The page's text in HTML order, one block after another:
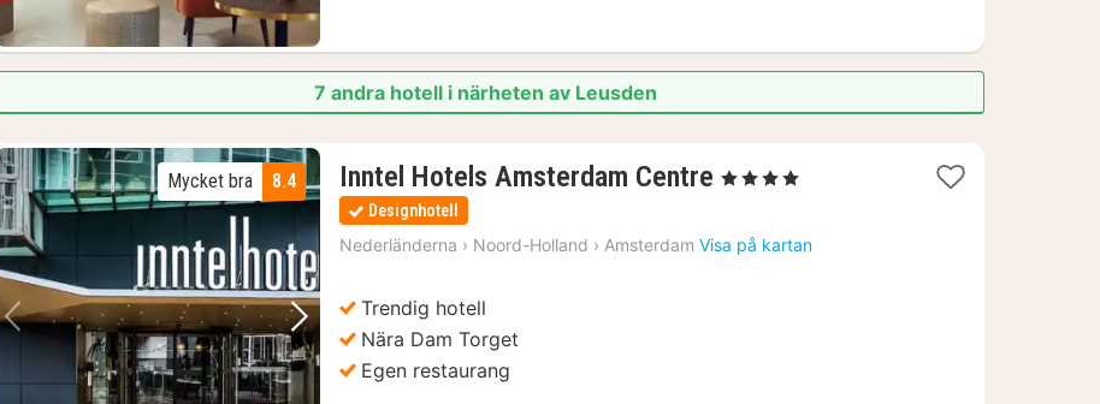
7 andra hotell i närheten av Leusden
Föregående bild Nästa bild
8.4
Mycket bra Inntel Hotels Amsterdam Centre 1
från
2580
, 4 Stjärnor
Designhotell
Nederländerna › Noord-Holland › Amsterdam Visa på kartan
Trendig hotell
Nära Dam Torget
Egen restaurang